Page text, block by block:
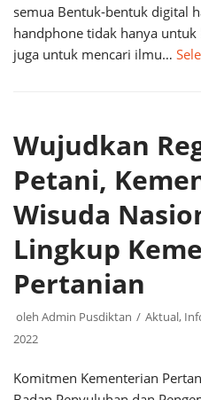
semua Bentuk-bentuk digital
handphone tidak hanya
juga untuk mencari ilmu…
Wujudkan
Petani,
Wisuda
Lingkup
Pertanian
oleh Admin Pusdiktan Aktual,
2022
Komitmen Kementerian